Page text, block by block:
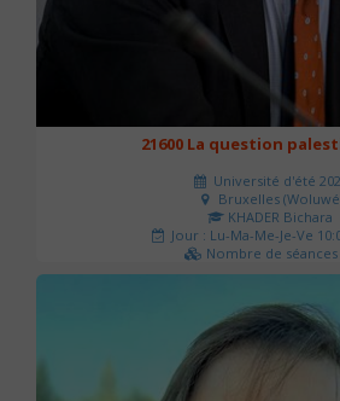
21600 La question
Université d'été
Bruxelles
KHADER Bichara
Jour : Lu-Ma-Me-Je-Ve
Nombre de séances
63 €